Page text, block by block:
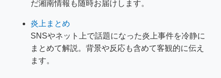
だ湘南情報も随時お届けします。
炎上まとめ
SNSやネット上で話題になった炎上事件を冷静に
まとめて解説。背景や反応も含めて客観的に伝え
ます。